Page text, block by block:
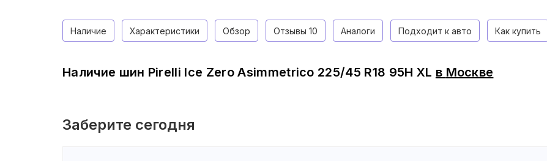
Наличие Характеристики Обзор Отзывы 10 Аналоги Подходит к авто Как купить
Наличие шин Pirelli Ice Zero Asimmetrico 225/45 R18 95H XL в Москве
Заберите сегодня